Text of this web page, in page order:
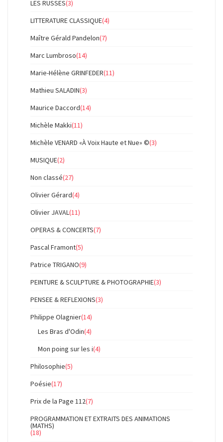
LES RUSSES(3)
LITTERATURE CLASSIQUE(4)
Maître Gérald Pandelon(7)
Marc Lumbroso(14)
Marie-Hélène GRINFEDER(11)
Mathieu SALADIN(3)
Maurice Daccord(14)
Michèle Makki(11)
Michèle VENARD «À Voix Haute et Nue» ©(3)
MUSIQUE(2)
Non classé(27)
Olivier Gérard(4)
Olivier JAVAL(11)
OPERAS & CONCERTS(7)
Pascal Framont(5)
Patrice TRIGANO(9)
PEINTURE & SCULPTURE & PHOTOGRAPHIE(3)
PENSEE & REFLEXIONS(3)
Philippe Olagnier(14)
Les Bras d'Odin(4)
Mon poing sur les i(4)
Philosophie(5)
Poésie(17)
Prix de la Page 112(7)
PROGRAMMATION ET EXTRAITS DES ANIMATIONS
(MATHS)
(18)